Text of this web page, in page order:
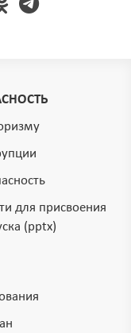
для присвоения
(pptx)